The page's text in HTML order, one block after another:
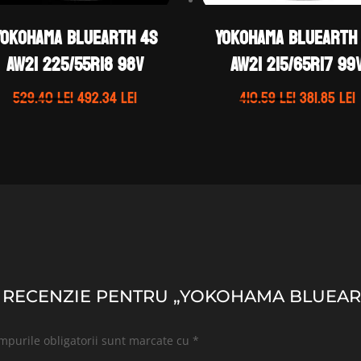
BLUEARTH 4S
AW21 225/55R18 98V
529.40leiPrețul
492.34leiPrețul
Yokohama
AW21 215/65R17
410.59leiPrețul
381.85lei
PENTRU „YOKOHAMA
obligatorii sunt marcate cu *